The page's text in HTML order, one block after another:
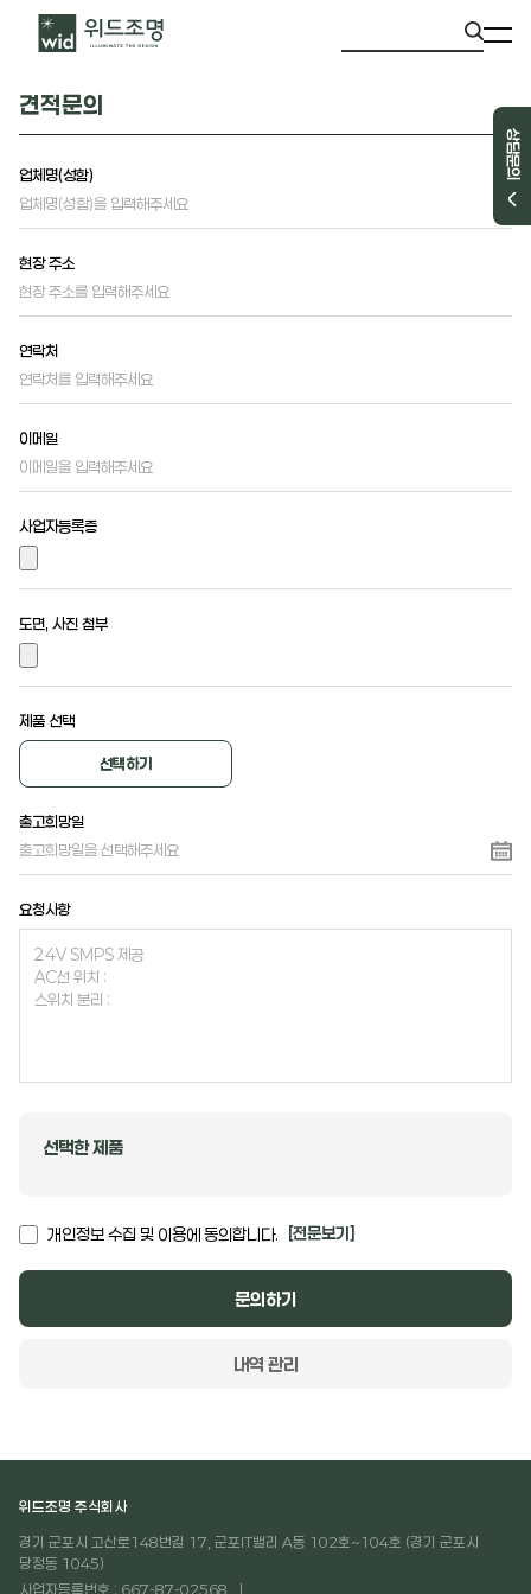
상담문의
견적문의
업체명(성함)
현장 주소
연락처
이메일
사업자등록증
도면, 사진 첨부
제품 선택
선택하기
출고희망일
요청사항
선택한 제품
개인정보 수집 및 이용에 동의합니다. [전문보기]
문의하기
내역 관리
위드조명 주식회사
경기 군포시 고산로148번길 17, 군포IT밸리 A동 102호~104호 (경기 군포시
당정동 1045)
사업자등록번호 : 667-87-02568